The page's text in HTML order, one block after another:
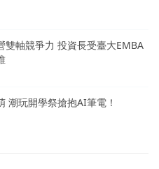
雙軸競爭力 投資長受臺大EMBA
潮玩開學祭搶抱AI筆電！